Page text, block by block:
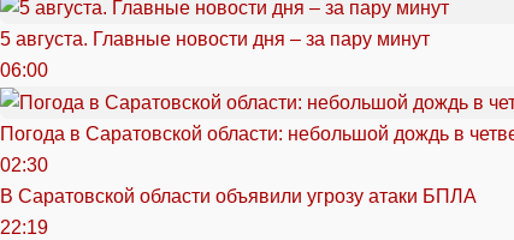
5 августа. Главные новости дня – за пару минут
06:00
Погода в Саратовской области: небольшой дождь в
02:30
В Саратовской области объявили угрозу атаки БПЛА
22:19